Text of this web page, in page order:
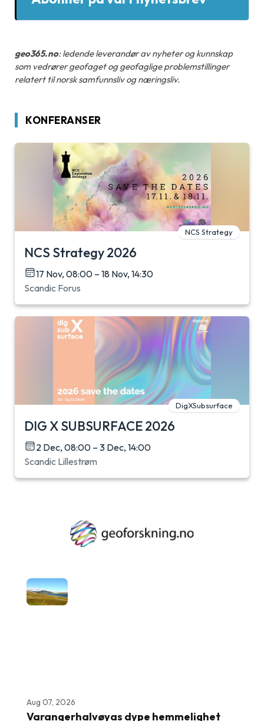
geo365.no: ledende leverandør av nyheter og kunnskap
som vedrører geofaget og geofaglige problemstillinger
relatert til norsk samfunnsliv og næringsliv.
KONFERANSER
NCS Strategy
NCS Strategy 2026
17 Nov, 08:00 – 18 Nov, 14:30
Scandic Forus
DigXSubsurface
DIG X SUBSURFACE 2026
2 Dec, 08:00 – 3 Dec, 14:00
Scandic Lillestrøm
Aug 07, 2026
Varangerhalvøyas dype hemmelighet